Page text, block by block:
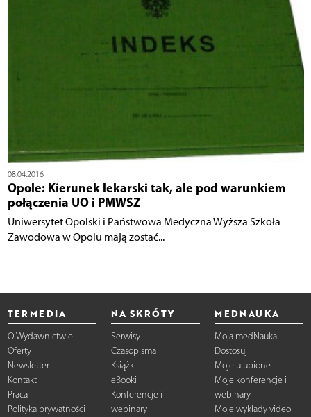
08.04.2016
Opole: Kierunek lekarski tak, ale pod warunkiem
połączenia UO i PMWSZ
Uniwersytet Opolski i Państwowa Medyczna Wyższa Szkoła
Zawodowa w Opolu mają zostać...
TERMEDIA
O Wydawnictwie
Oferty
Newsletter
Kontakt
Praca
Polityka prywatności
NA SKRÓTY
Serwisy
Czasopisma
Książki
eBooki
Konferencje i
webinary
MEDNAUKA
Moja medNauka
Dostosuj
Moje ulubione
Moje konferencje i
webinary
Moje wykłady video